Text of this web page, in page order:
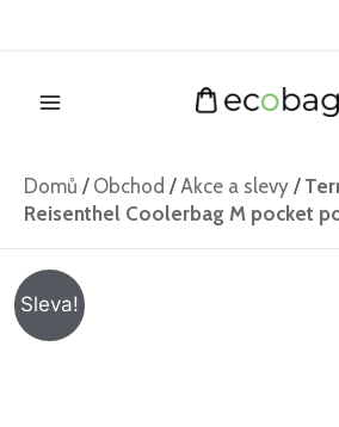
Domů / Obchod /Akce a slevy /
Reisenthel Coolerbag M pocket
Sleva!
Termopouzdro
Reisenthel